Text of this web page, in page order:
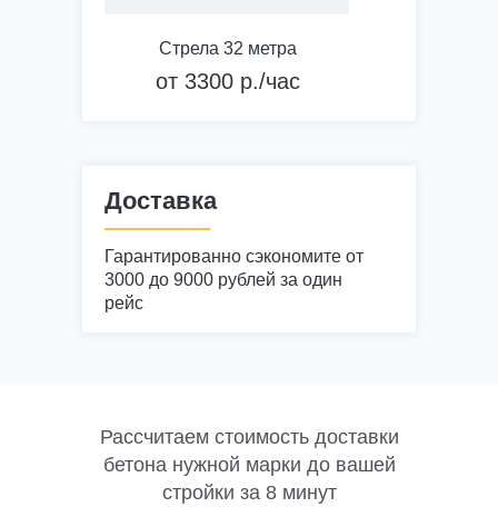
Монтаж стен, заливка пола
Стрела 32 метра
от 3300 р./час
Доставка
Гарантированно сэкономите от
3000 до 9000 рублей за один
рейс
Рассчитаем стоимость доставки
бетона нужной марки до вашей
стройки за 8 минут